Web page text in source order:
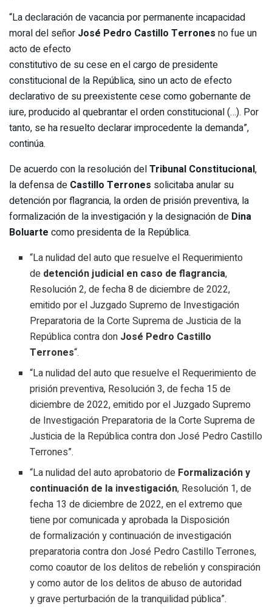
“La declaración de vacancia por permanente incapacidad
moral del señor José Pedro Castillo Terrones no fue un
acto de efecto
constitutivo de su cese en el cargo de presidente
constitucional de la República, sino un acto de efecto
declarativo de su preexistente cese como gobernante de
iure, producido al quebrantar el orden constitucional (…). Por
tanto, se ha resuelto declarar improcedente la demanda”,
continúa.
De acuerdo con la resolución delTribunal Constitucional,
la defensa de Castillo Terrones solicitaba anular su
detención por flagrancia, la orden de prisión preventiva, la
formalización de la investigación y la designación de Dina
Boluarte como presidenta de la República.
“La nulidad del auto que resuelve el Requerimiento
de detención judicial en caso de flagrancia,
Resolución 2, de fecha 8 de diciembre de 2022,
emitido por el Juzgado Supremo de Investigación
Preparatoria de la Corte Suprema de Justicia de la
República contra don José Pedro Castillo
Terrones“.
“La nulidad del auto que resuelve el Requerimiento de
prisión preventiva, Resolución 3, de fecha 15 de
diciembre de 2022, emitido por el Juzgado Supremo
de Investigación Preparatoria de la Corte Suprema de
Justicia de la República contra don José Pedro Castillo
Terrones”.
“La nulidad del auto aprobatorio de Formalización y
continuación de la investigación, Resolución 1, de
fecha 13 de diciembre de 2022, en el extremo que
tiene por comunicada y aprobada la Disposición
de formalización y continuación de investigación
preparatoria contra don José Pedro Castillo Terrones,
como coautor de los delitos de rebelión y conspiración
y como autor de los delitos de abuso de autoridad
y grave perturbación de la tranquilidad pública”.